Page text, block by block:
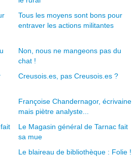
Tous les moyens sont bons pour
entraver les actions militantes
Non, nous ne mangeons pas du
chat !
Creusois.es, pas Creusois.es ?
Françoise Chandernagor, écrivaine
mais piètre analyste...
Le Magasin général de Tarnac fait
sa mue
Le blaireau de bibliothèque : Folie !